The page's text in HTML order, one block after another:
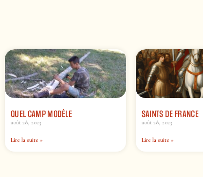
QUEL CAMP MODÈLE
août 28, 2023
Lire la suite »
SAINTS DE FRANCE
août 28, 2023
Lire la suite »